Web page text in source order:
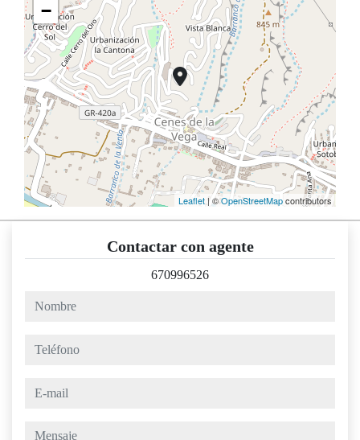
−
Leaflet | ©OpenStreetMapcontributors
Contactar con agente
670996526
nombre
teléfono
e-mail
mensaje